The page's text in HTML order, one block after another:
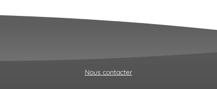
Nous contacter